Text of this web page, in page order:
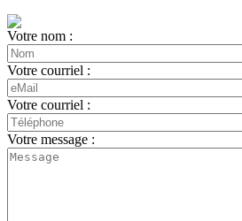
Votre nom :
Votre courriel :
Votre courriel :
Votre message :